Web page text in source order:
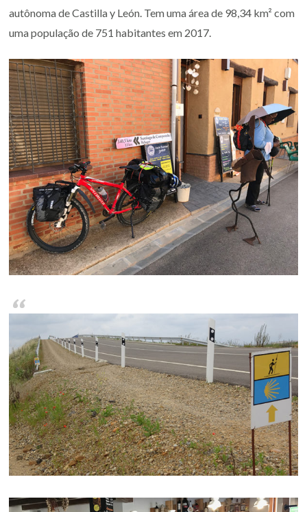
autônoma de Castilla y León. Tem uma área de 98,34 km² com
uma população de 751 habitantes em 2017.